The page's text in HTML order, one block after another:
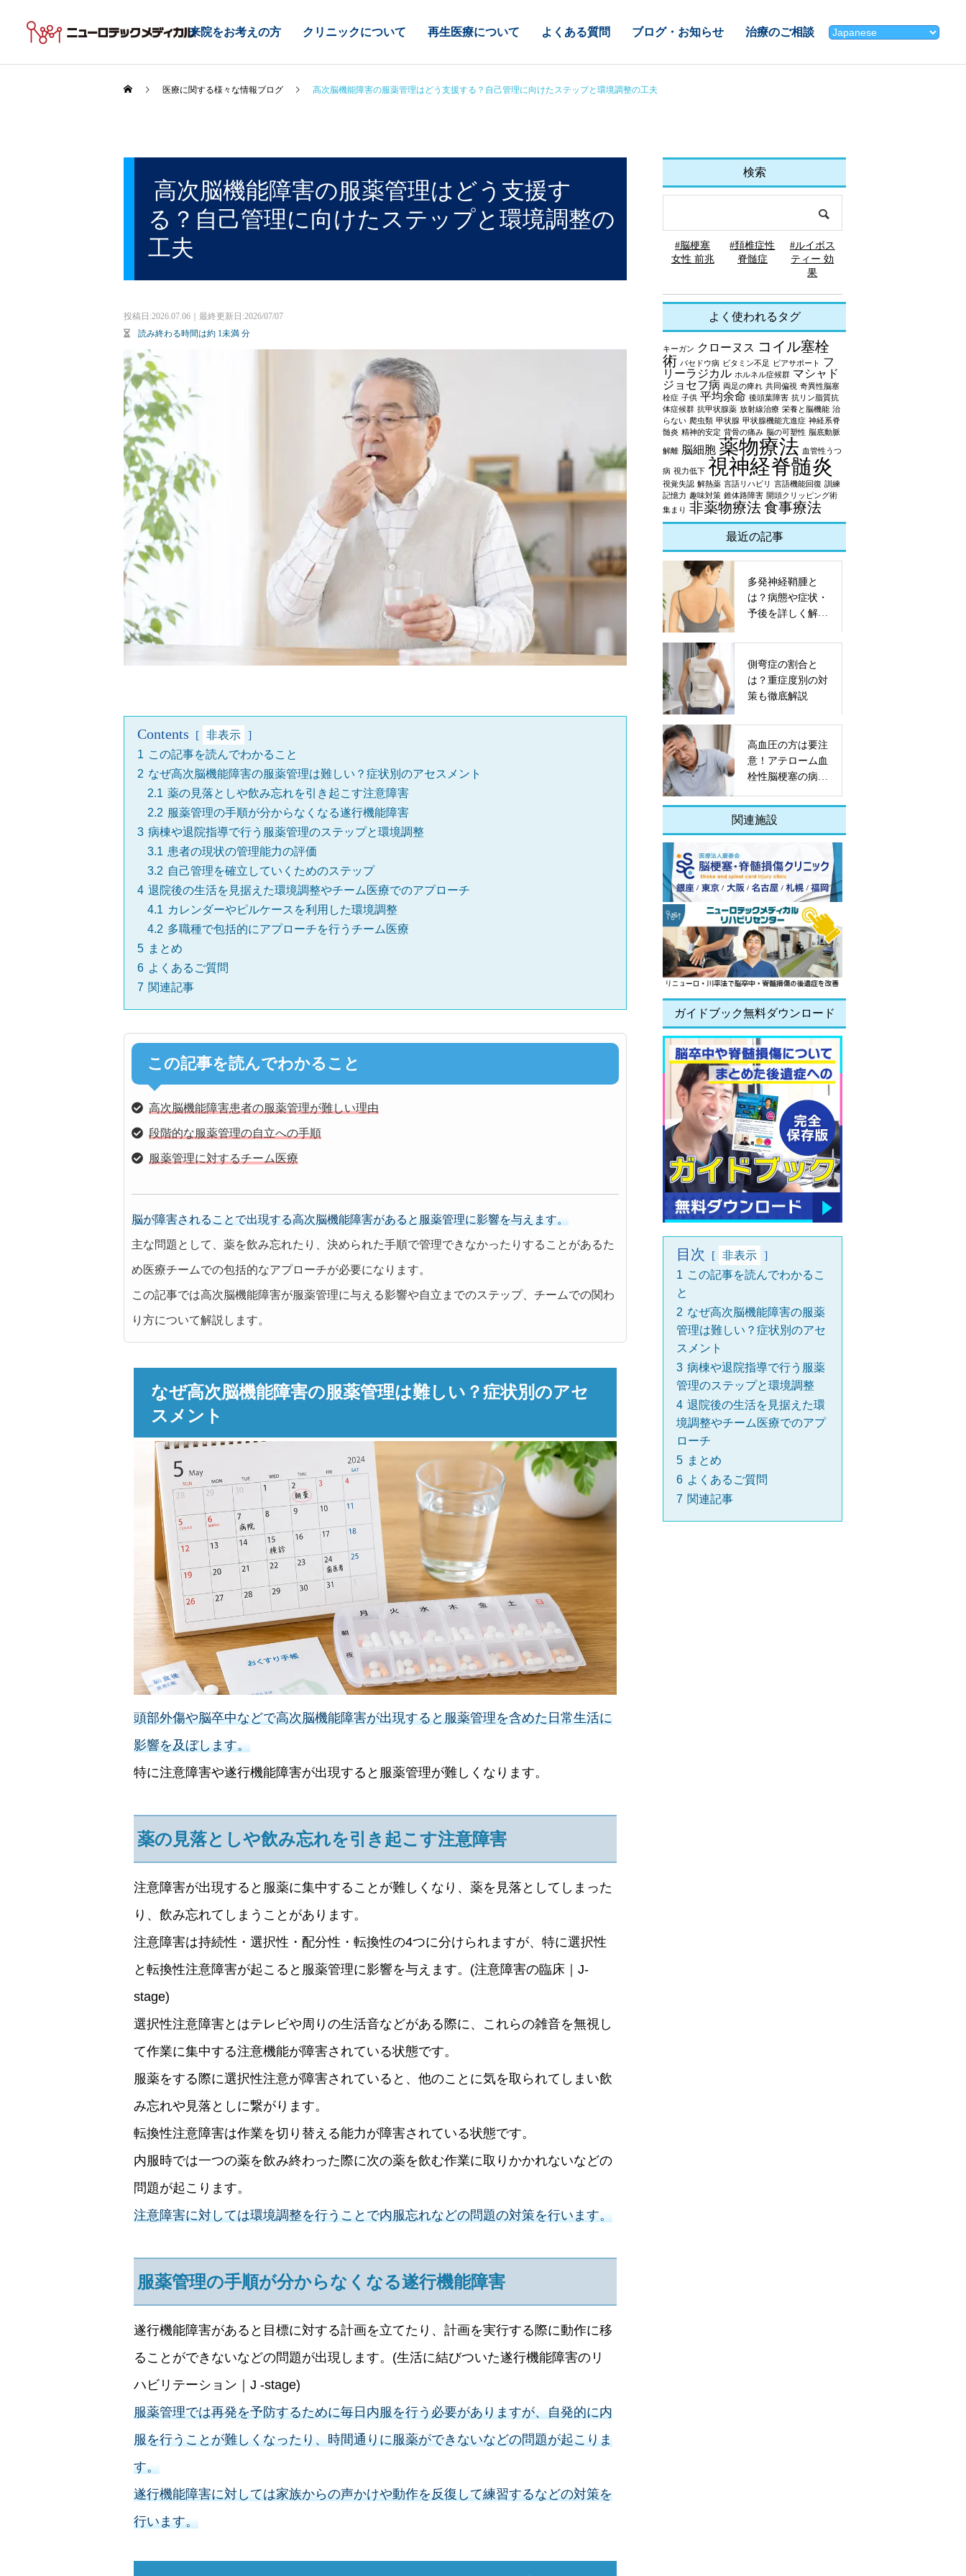
来院をお考えの方 クリニックについて 再生医療について よくある質問 ブログ・お知らせ 治療のご相談
医療に関する様々な情報ブログ 高次脳機能障害の服薬管理はどう支援する？自己管理に向けたステップと環境調整の工夫
高次脳機能障害の服薬管理はどう支援す
る？自己管理に向けたステップと環境調整の
工夫
投稿日:2026.07.06｜最終更新日:2026/07/07
読み終わる時間は約 1未満 分
Contents
非表示
1 この記事を読んでわかること
2 なぜ高次脳機能障害の服薬管理は難しい？症状別のアセスメント
2.1 薬の見落としや飲み忘れを引き起こす注意障害
2.2 服薬管理の手順が分からなくなる遂行機能障害
3 病棟や退院指導で行う服薬管理のステップと環境調整
3.1 患者の現状の管理能力の評価
3.2 自己管理を確立していくためのステップ
4 退院後の生活を見据えた環境調整やチーム医療でのアプローチ
4.1 カレンダーやピルケースを利用した環境調整
4.2 多職種で包括的にアプローチを行うチーム医療
5 まとめ
6 よくあるご質問
7 関連記事
この記事を読んでわかること
高次脳機能障害患者の服薬管理が難しい理由
段階的な服薬管理の自立への手順
服薬管理に対するチーム医療
脳が障害されることで出現する高次脳機能障害があると服薬管理に影響を与えます。
主な問題として、薬を飲み忘れたり、決められた手順で管理できなかったりすることがあるた
め医療チームでの包括的なアプローチが必要になります。
この記事では高次脳機能障害が服薬管理に与える影響や自立までのステップ、チームでの関わ
り方について解説します。
なぜ高次脳機能障害の服薬管理は難しい？症状別のアセ
スメント
頭部外傷や脳卒中などで高次脳機能障害が出現すると服薬管理を含めた日常生活に
影響を及ぼします。
特に注意障害や遂行機能障害が出現すると服薬管理が難しくなります。
薬の見落としや飲み忘れを引き起こす注意障害
注意障害が出現すると服薬に集中することが難しくなり、薬を見落としてしまった
り、飲み忘れてしまうことがあります。
注意障害は持続性・選択性・配分性・転換性の4つに分けられますが、特に選択性
と転換性注意障害が起こると服薬管理に影響を与えます。(注意障害の臨床｜J-
stage)
選択性注意障害とはテレビや周りの生活音などがある際に、これらの雑音を無視し
て作業に集中する注意機能が障害されている状態です。
服薬をする際に選択性注意が障害されていると、他のことに気を取られてしまい飲
み忘れや見落としに繋がります。
転換性注意障害は作業を切り替える能力が障害されている状態です。
内服時では一つの薬を飲み終わった際に次の薬を飲む作業に取りかかれないなどの
問題が起こります。
注意障害に対しては環境調整を行うことで内服忘れなどの問題の対策を行います。
服薬管理の手順が分からなくなる遂行機能障害
遂行機能障害があると目標に対する計画を立てたり、計画を実行する際に動作に移
ることができないなどの問題が出現します。(生活に結びついた遂行機能障害のリ
ハビリテーション｜J -stage)
服薬管理では再発を予防するために毎日内服を行う必要がありますが、自発的に内
服を行うことが難しくなったり、時間通りに服薬ができないなどの問題が起こりま
す。
遂行機能障害に対しては家族からの声かけや動作を反復して練習するなどの対策を
行います。
検索
#脳梗塞
女性 前兆
#頚椎症性
脊髄症
#ルイボス
ティー 効
果
よく使われるタグ
キーガン クローヌス コイル塞栓
術 バセドウ病 ビタミン不足 ピアサポート
フ
リーラジカル ホルネル症候群 マシャド
ジョセフ病 両足の痺れ 共同偏視 奇異性脳塞
栓症 子供 平均余命 後頭葉障害 抗リン脂質抗
体症候群 抗甲状腺薬 放射線治療 栄養と脳機能 治
らない 爬虫類 甲状腺 甲状腺機能亢進症 神経系脊
髄炎 精神的安定 背骨の痛み 脳の可塑性 脳底動脈
解離 脳細胞 薬物療法 血管性うつ
病 視力低下 視神経脊髄炎
視覚失認 解熱薬 言語リハビリ 言語機能回復 訓練
記憶力 趣味対策 錐体路障害 開頭クリッピング術
集まり 非薬物療法食事療法
最近の記事
多発神経鞘腫と
は？病態や症状・
予後を詳しく解
側弯症の割合と
は？重症度別の対
策も徹底解説
高血圧の方は要注
意！アテローム血
栓性脳梗塞の病態
関連施設
ガイドブック無料ダウンロード
目次
非表示
1 この記事を読んでわかるこ
と
2 なぜ高次脳機能障害の服薬
管理は難しい？症状別のアセ
スメント
3 病棟や退院指導で行う服薬
管理のステップと環境調整
4 退院後の生活を見据えた環
境調整やチーム医療でのアプ
ローチ
5 まとめ
6 よくあるご質問
7 関連記事